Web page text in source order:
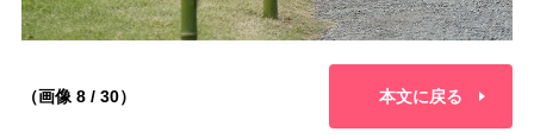
（画像 8 / 30） 本文に戻る